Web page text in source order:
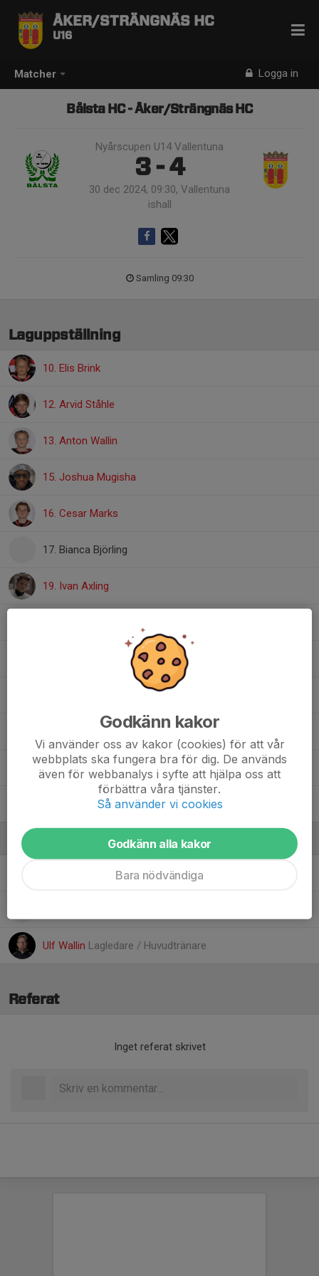
Matcher Logga in
ÅKER/STRÄNGNÄS HC
U16
Bålsta HC - Åker/Strängnäs HC
Nyårscupen U14 Vallentuna
3 - 4
30 dec 2024, 09:30, Vallentuna
ishall
Samling 09:30
Laguppställning
10. Elis Brink
12. Arvid Ståhle
13. Anton Wallin
15. Joshua Mugisha
16. Cesar Marks
17. Bianca Björling
19. Ivan Axling
27. Mohammad Fawaz AI Jassem
28. Monchai Öberg
34. Leo Ålund
35. Greta Andersson
Ledare
Tränare
Ulf Wallin Lagledare / Huvudtränare
Referat
Inget referat skrivet
Godkänn kakor
Vi använder oss av kakor (cookies) för att vår
webbplats ska fungera bra för dig. De används
även för webbanalys i syfte att hjälpa oss att
förbättra våra tjänster.
Så använder vi cookies
Godkänn alla kakor
Bara nödvändiga